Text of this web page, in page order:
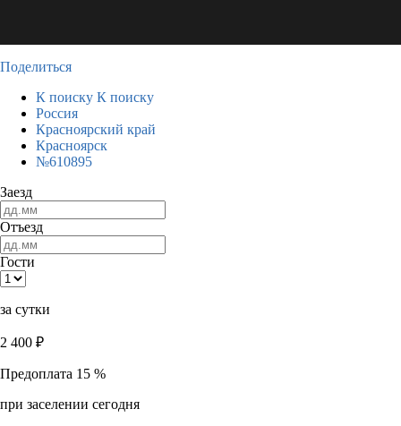
Поделиться
К поиску К поиску
Россия
Красноярский край
Красноярск
№610895
Заезд
Отъезд
Гости
за сутки
2 400 ₽
Предоплата 15 %
при заселении сегодня